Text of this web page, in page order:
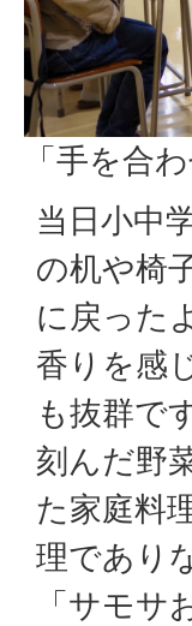
「手を合
当日小中
の机や椅
に戻った
香りを感
も抜群で
刻んだ野
た家庭料
理であり
「サモ